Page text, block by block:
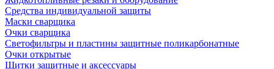
Средства индивидуальной защиты
Маски сварщика
Очки сварщика
Светофильтры и пластины защитные поликарбонатные
Очки открытые
Щитки защитные и аксессуары